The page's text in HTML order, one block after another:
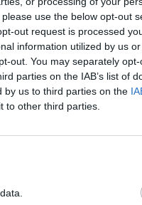
use the below opt-out
out request is processed
information utilized by us
out. You may separately
parties on the IAB’s list of
by us to third parties on the
to other third parties.